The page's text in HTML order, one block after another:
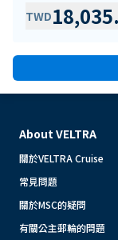
TWD
About VELTRA
關於VELTRA Cruise
常見問題
關於MSC的疑問
有關公主郵輪的問題